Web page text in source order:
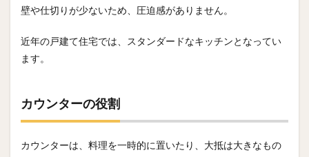
壁や仕切りが少ないため、圧迫感がありません。
近年の戸建て住宅では、スタンダードなキッチンとなってい
ます。
カウンターの役割
カウンターは、料理を一時的に置いたり、大抵は大きなもの